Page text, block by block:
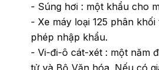
- Súng hơi : một khẩu cho
- Xe máy loại 125 phân
phép nhập khẩu.
- Vi-đi-ô cát-xét : một năm